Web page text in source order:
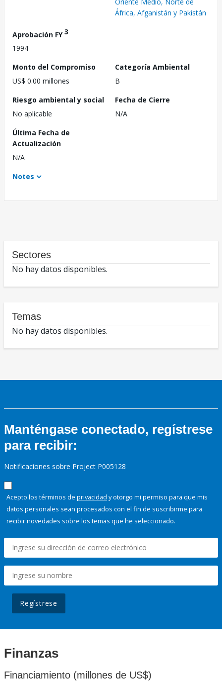
África, Afganistán y Pakistán
Aprobación FY3
1994
Monto del Compromiso
US$ 0.00 millones
Categoría Ambiental
B
Riesgo ambiental y social
No aplicable
Fecha de Cierre
N/A
Última Fecha de
Actualización
N/A
Notes
Sectores
No hay datos disponibles.
Temas
No hay datos disponibles.
Manténgase conectado, regístrese
para recibir:
Notificaciones sobre Project P005128
Acepto los términos de privacidad y otorgo mi permiso para que mis
datos personales sean procesados con el fin de suscribirme para
recibir novedades sobre los temas que he seleccionado.
Regístrese
Finanzas
Financiamiento (millones de US$)